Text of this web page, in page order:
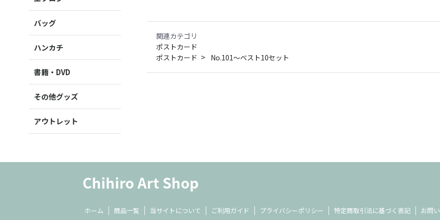
バッグ
ハンカチ
書籍・DVD
その他グッズ
アウトレット
関連カテゴリ
ポストカード
ポストカード
No.101～ベスト10セット
ホーム 商品一覧 当サイトについて ご利用ガイド プライバシーポリシー 特定商取引法に基づく表記 お問